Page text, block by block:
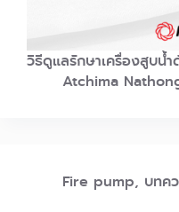
วิธีดูแลรักษาเครื่องสูบน้
Atchima
Fire pump, บทค